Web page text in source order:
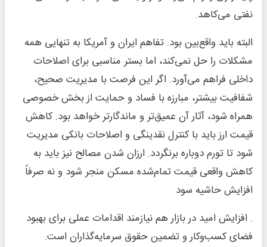
نفتی می‌کاهد.
البته باید واقع‌بین بود. تفاهم ایران و آمریکا به تنهایی همه
مشکلات را حل نمی‌کند، اما بستر مناسبی برای اصلاحات
داخلی فراهم می‌آورد. اگر این فرصت با مدیریت صحیح،
شفافیت بیشتر، مبارزه با فساد و حمایت از بخش خصوصی
همراه شود، آثار آن عمیق‌تر و ماندگارتر خواهد بود. کاهش
قیمت ارز باید با کنترل نقدینگی و اصلاحات بانکی مدیریت
شود تا تورم دوباره برنگردد. ارزان شدن مصالح نیز باید به
کاهش واقعی قیمت تمام‌شده مسکن منجر شود و نه صرفاً
افزایش حاشیه سود
. افزایش امید در بازار هم نیازمند اقدامات عملی برای بهبود
فضای کسب‌وکار و تضمین حقوق سرمایه‌گذاران است.